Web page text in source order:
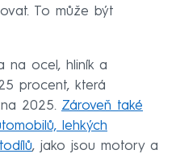
To může být
na ocel, hliník a
procent, která
2025. Zároveň také
lehkých
, jako jsou motory a